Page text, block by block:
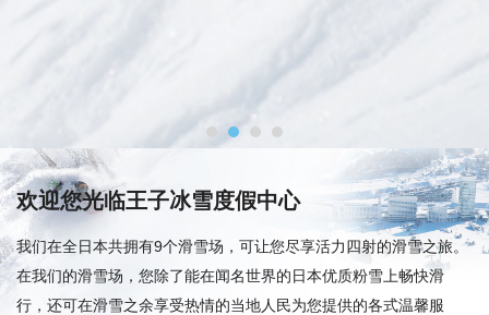
欢迎您光临王子冰雪度假中心
我们在全日本共拥有9个滑雪场，可让您尽享活力四射的滑雪之旅。
在我们的滑雪场，您除了能在闻名世界的日本优质粉雪上畅快滑
行，还可在滑雪之余享受热情的当地人民为您提供的各式温馨服